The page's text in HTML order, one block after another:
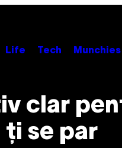
Life Tech Munchies
clar
ți se par